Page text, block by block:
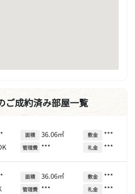
ご成約済み部屋一覧
面積 36.06㎡
管理費 ***
敷金 ***
礼金 ***
面積 36.06㎡
管理費 ***
敷金 ***
礼金 ***